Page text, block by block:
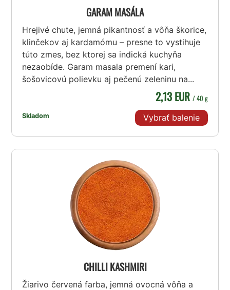
GARAM MASÁLA
Hrejivé chute, jemná pikantnosť a vôňa škorice,
klinčekov aj kardamómu – presne to vystihuje
túto zmes, bez ktorej sa indická kuchyňa
nezaobíde. Garam masala premení kari,
šošovicovú polievku aj pečenú zeleninu na...
Skladom
2,13 EUR / 40 g
Vybrať balenie
CHILLI KASHMIRI
Žiarivo červená farba, jemná ovocná vôňa a